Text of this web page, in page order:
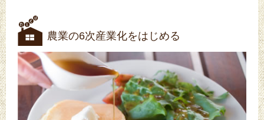
農業の6次産業化をはじめる